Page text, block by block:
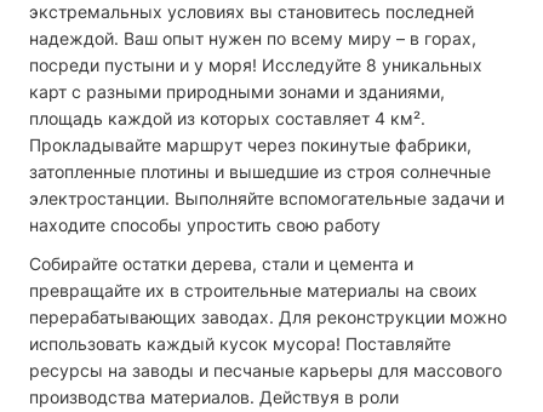
экстремальных условиях вы становитесь последней
надеждой. Ваш опыт нужен по всему миру – в горах,
посреди пустыни и у моря! Исследуйте 8 уникальных
карт с разными природными зонами и зданиями,
площадь каждой из которых составляет 4 км².
Прокладывайте маршрут через покинутые фабрики,
затопленные плотины и вышедшие из строя солнечные
электростанции. Выполняйте вспомогательные задачи и
находите способы упростить свою работу
Собирайте остатки дерева, стали и цемента и
превращайте их в строительные материалы на своих
перерабатывающих заводах. Для реконструкции можно
использовать каждый кусок мусора! Поставляйте
ресурсы на заводы и песчаные карьеры для массового
производства материалов. Действуя в роли